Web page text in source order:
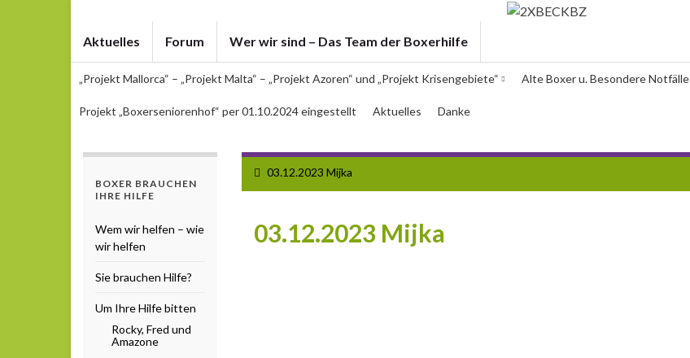
Aktuelles Forum Wer wir sind – Das Team der Boxerhilfe
„Projekt Mallorca“ – „Projekt Malta“ – „Projekt Azoren“ und „Projekt Krisengebiete“ Alte Boxer u. Besondere Notfälle
Projekt „Boxerseniorenhof“ per 01.10.2024 eingestellt Aktuelles Danke
03.12.2023 Mijka
03.12.2023 Mijka
BOXER BRAUCHEN
IHRE HILFE
Wem wir helfen – wie
wir helfen
Sie brauchen Hilfe?
Um Ihre Hilfe bitten
Rocky, Fred und
Amazone